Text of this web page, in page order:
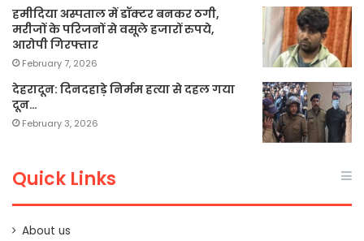
हमीदिया अस्पताल में डॉक्टर बनकर ठगी,
मरीजों के परिजनों से वसूले हजारों रुपये,
आरोपी गिरफ्तार
February 7, 2026
देहरादून: दिनदहाड़े निर्मम हत्या से दहल गया
दून…
February 3, 2026
Quick Links
About us